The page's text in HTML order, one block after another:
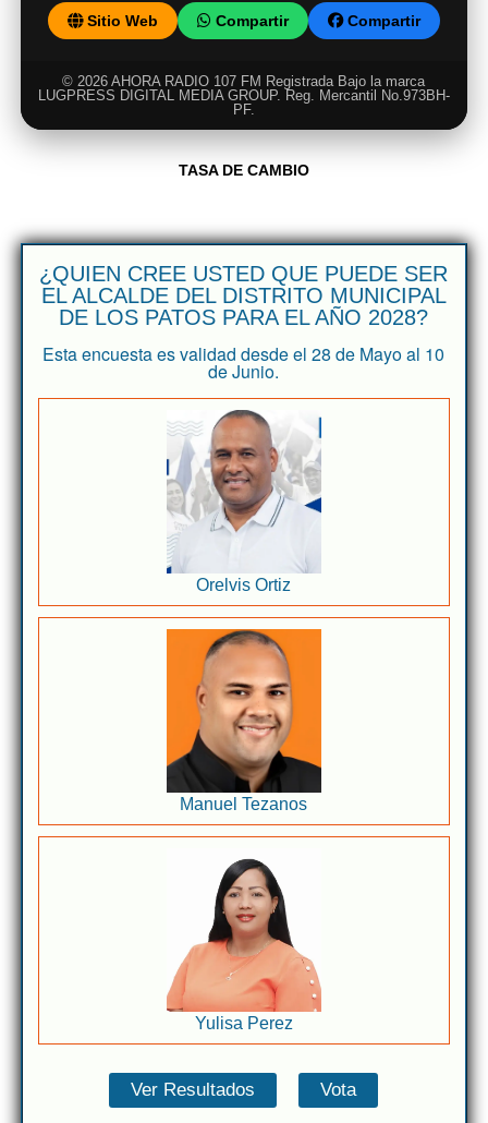
Sitio Web Compartir Compartir
© 2026 AHORA RADIO 107 FM Registrada Bajo la marca
LUGPRESS DIGITAL MEDIA GROUP. Reg. Mercantil No.973BH-
PF.
TASA DE CAMBIO
¿QUIEN CREE USTED QUE PUEDE SER
EL ALCALDE DEL DISTRITO MUNICIPAL
DE LOS PATOS PARA EL AÑO 2028?
Esta encuesta es validad desde el 28 de Mayo al 10
de Junio.
Orelvis Ortiz
Manuel Tezanos
Yulisa Perez